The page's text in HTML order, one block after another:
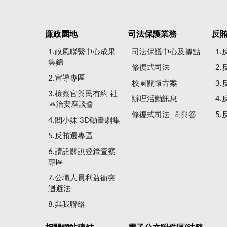
廉政園地
1.政風聯繫中心成果
集錦
2.宣導專區
3.檢察官與民有約 社
區治安座談會
4.閻小妹 3D動畫劇集
5.反賄選專區
6.請託關說登錄查察
專區
7.公職人員利益衝突
迴避法
8.與我聯絡
司法保護業務
司法保護中心及據點
修復式司法
校園關懷方案
辦理活動訊息
修復式司法_問與答
反
1.
2.
3.
4.
5.